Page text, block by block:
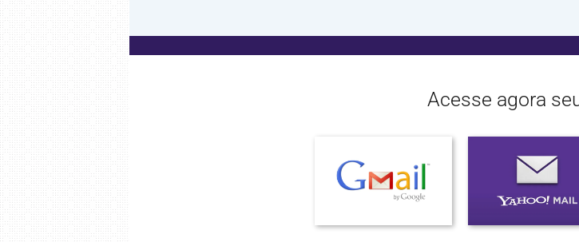
Acesse agora